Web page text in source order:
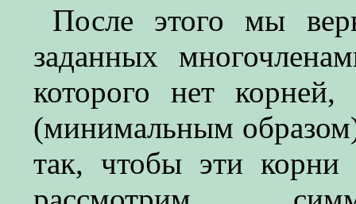
После этого мы
заданных
которого нет
(минимальным
так, чтобы эти корни